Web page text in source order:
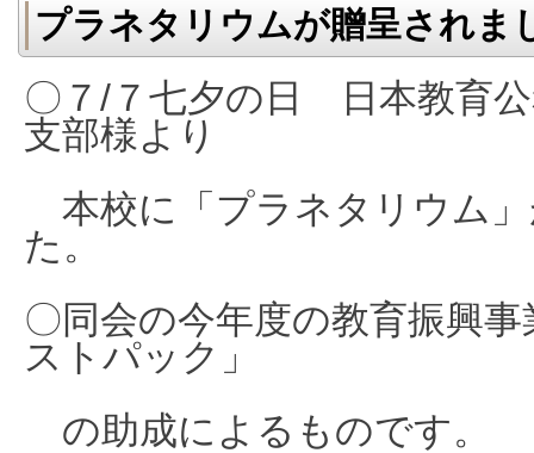
プラネタリウムが贈呈されま
〇７/７七夕の日 日本教育
支部様より
本校に「プラネタリウム
た。
〇同会の今年度の教育振興事
ストパック」
の助成によるものです。